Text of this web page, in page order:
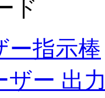
ド
ー指示棒
ザー 出